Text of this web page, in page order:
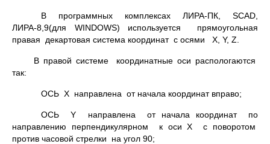
В программных комплексах ЛИРА-ПК, SCAD,
ЛИРА-8,9(для WINDOWS) используется прямоугольная
правая декартовая система координат с осями X, Y, Z.
В правой системе координатные оси распологаются
так:
ОСЬ Х направлена от начала координат вправо;
ОСЬ Y направлена от начала координат по
направлению перпендикулярном к оси Х с поворотом
против часовой стрелки на угол 90;